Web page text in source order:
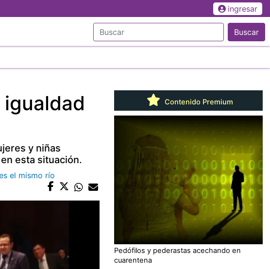
ingresar
Buscar
y niñas
esta situación.
el mismo río
Contenido Premium
Pedófilos y pederastas acechando en
cuarentena